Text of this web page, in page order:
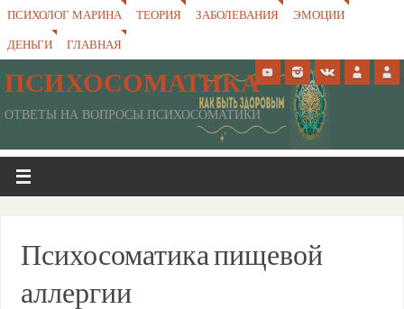
ПСИХОЛОГ МАРИНА ТЕОРИЯ ЗАБОЛЕВАНИЯ
ЭМОЦИИ
ДЕНЬГИ
ГЛАВНАЯ
ПСИХОСОМАТИКА
ОТВЕТЫ НА ВОПРОСЫ ПСИХОСОМАТИКИ
Психосоматика пищевой
аллергии